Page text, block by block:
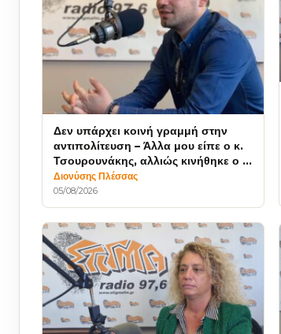
Δεν υπάρχει κοινή γραμμή στην
αντιπολίτευση – Άλλα μου είπε ο κ.
Τσουρουνάκης, αλλιώς κινήθηκε ο κ.
Γιακουμέλος
Διονύσης Πλέσσας
05/08/2026